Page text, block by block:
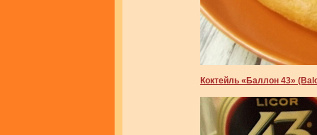
Коктейль «Баллон 43»